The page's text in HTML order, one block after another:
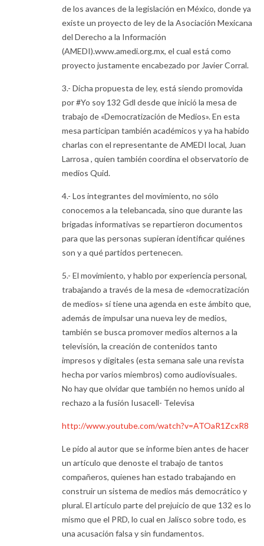
de los avances de la legislación en México, donde ya
existe un proyecto de ley de la Asociación Mexicana
del Derecho a la Información
(AMEDI).www.amedi.org.mx, el cual está como
proyecto justamente encabezado por Javier Corral.
3.- Dicha propuesta de ley, está siendo promovida
por #Yo soy 132 Gdl desde que inició la mesa de
trabajo de «Democratización de Medios». En esta
mesa participan también académicos y ya ha habido
charlas con el representante de AMEDI local, Juan
Larrosa , quien también coordina el observatorio de
medios Quid.
4.- Los integrantes del movimiento, no sólo
conocemos a la telebancada, sino que durante las
brigadas informativas se repartieron documentos
para que las personas supieran identificar quiénes
son y a qué partidos pertenecen.
5.- El movimiento, y hablo por experiencia personal,
trabajando a través de la mesa de «democratización
de medios» sí tiene una agenda en este ámbito que,
además de impulsar una nueva ley de medios,
también se busca promover medios alternos a la
televisión, la creación de contenidos tanto
impresos y digitales (esta semana sale una revista
hecha por varios miembros) como audiovisuales.
No hay que olvidar que también no hemos unido al
rechazo a la fusión Iusacell- Televisa
http://www.youtube.com/watch?v=ATOaR1ZcxR8
Le pido al autor que se informe bien antes de hacer
un artículo que denoste el trabajo de tantos
compañeros, quienes han estado trabajando en
construir un sistema de medios más democrático y
plural. El artículo parte del prejuicio de que 132 es lo
mismo que el PRD, lo cual en Jalisco sobre todo, es
una acusación falsa y sin fundamentos.